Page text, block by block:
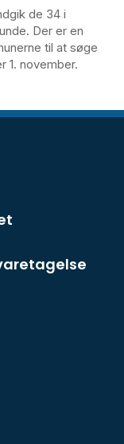
de 34 i
Der er en
til at søge
1. november.